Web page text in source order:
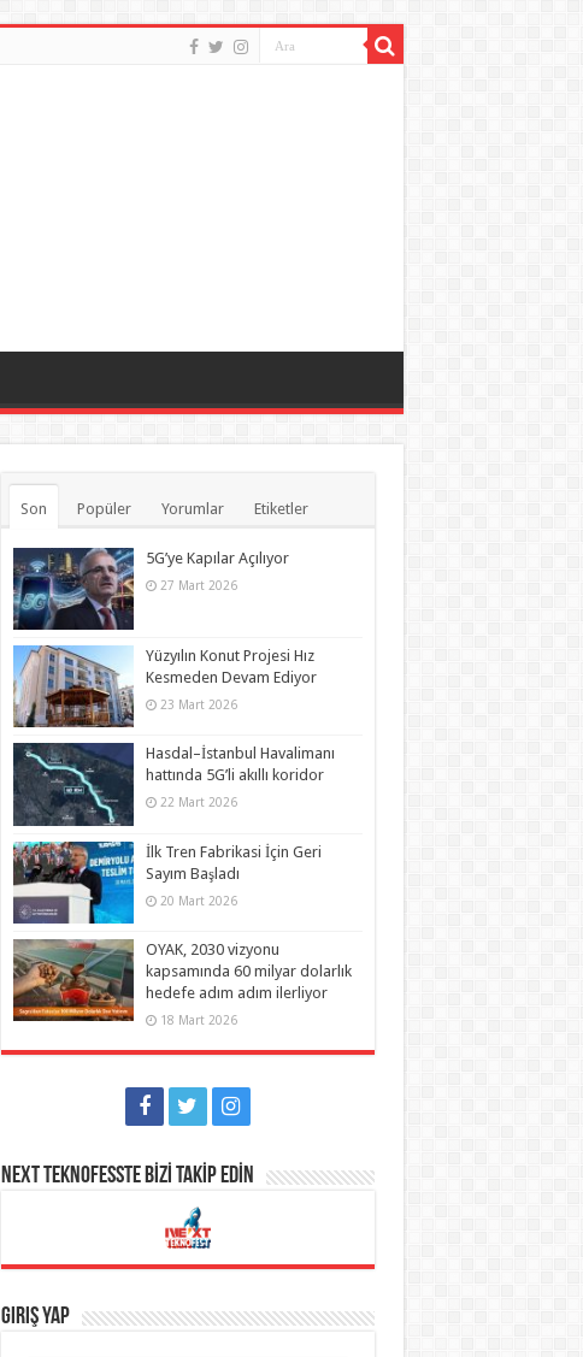
Son Popüler Yorumlar Etiketler
5G’ye Kapılar Açılıyor
27 Mart 2026
Yüzyılın Konut Projesi Hız
Kesmeden Devam Ediyor
23 Mart 2026
Hasdal–İstanbul Havalimanı
hattında 5G’li akıllı koridor
22 Mart 2026
İlk Tren Fabrikasi İçin Geri
Sayım Başladı
20 Mart 2026
OYAK, 2030 vizyonu
kapsamında 60 milyar dolarlık
hedefe adım adım ilerliyor
18 Mart 2026
NEXT TEKNOFESSTE BİZİ TAKİP EDİN
Giriş Yap